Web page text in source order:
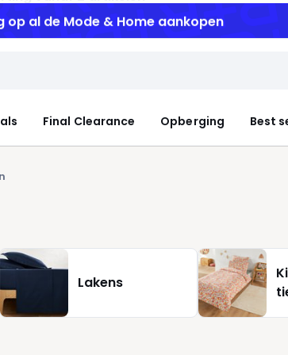
op al de Mode & Home aankopen
Final Clearance Opberging Best
Lakens